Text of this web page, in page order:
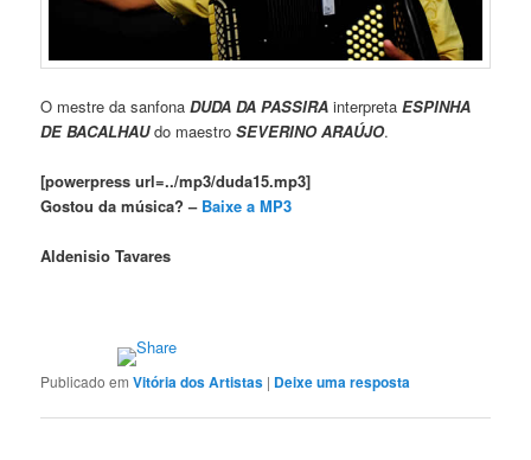
O mestre da sanfonaDUDA DA PASSIRA interpretaESPINHA
DE BACALHAUdo maestroSEVERINO ARAÚJO.
[powerpress url=../mp3/duda15.mp3]
Gostou da música? – Baixe a MP3
Aldenisio Tavares
Publicado em Vitória dos Artistas | Deixe uma resposta